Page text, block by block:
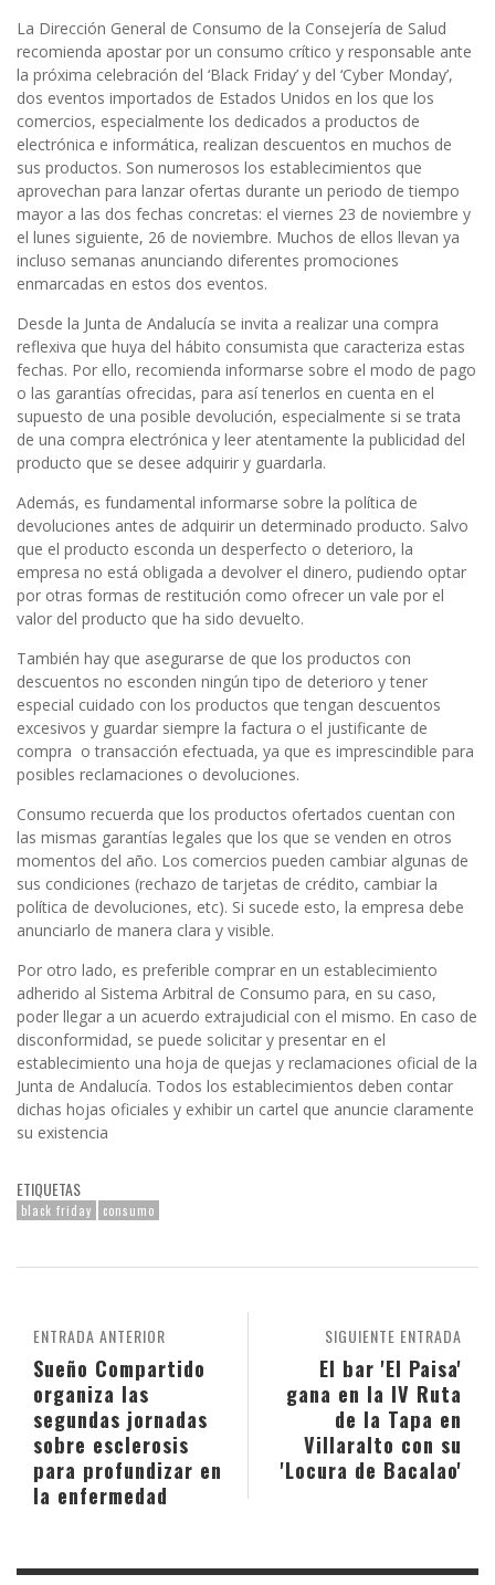
La Dirección General de Consumo de la Consejería de Salud
recomienda apostar por un consumo crítico y responsable ante
la próxima celebración del ‘Black Friday’ y del ‘Cyber Monday’,
dos eventos importados de Estados Unidos en los que los
comercios, especialmente los dedicados a productos de
electrónica e informática, realizan descuentos en muchos de
sus productos. Son numerosos los establecimientos que
aprovechan para lanzar ofertas durante un periodo de tiempo
mayor a las dos fechas concretas: el viernes 23 de noviembre y
el lunes siguiente, 26 de noviembre. Muchos de ellos llevan ya
incluso semanas anunciando diferentes promociones
enmarcadas en estos dos eventos.
Desde la Junta de Andalucía se invita a realizar una compra
reflexiva que huya del hábito consumista que caracteriza estas
fechas. Por ello, recomienda informarse sobre el modo de pago
o las garantías ofrecidas, para así tenerlos en cuenta en el
supuesto de una posible devolución, especialmente si se trata
de una compra electrónica y leer atentamente la publicidad del
producto que se desee adquirir y guardarla.
Además, es fundamental informarse sobre la política de
devoluciones antes de adquirir un determinado producto. Salvo
que el producto esconda un desperfecto o deterioro, la
empresa no está obligada a devolver el dinero, pudiendo optar
por otras formas de restitución como ofrecer un vale por el
valor del producto que ha sido devuelto.
También hay que asegurarse de que los productos con
descuentos no esconden ningún tipo de deterioro y tener
especial cuidado con los productos que tengan descuentos
excesivos y guardar siempre la factura o el justificante de
compra o transacción efectuada, ya que es imprescindible para
posibles reclamaciones o devoluciones.
Consumo recuerda que los productos ofertados cuentan con
las mismas garantías legales que los que se venden en otros
momentos del año. Los comercios pueden cambiar algunas de
sus condiciones (rechazo de tarjetas de crédito, cambiar la
política de devoluciones, etc). Si sucede esto, la empresa debe
anunciarlo de manera clara y visible.
Por otro lado, es preferible comprar en un establecimiento
adherido al Sistema Arbitral de Consumo para, en su caso,
poder llegar a un acuerdo extrajudicial con el mismo. En caso de
disconformidad, se puede solicitar y presentar en el
establecimiento una hoja de quejas y reclamaciones oficial de la
Junta de Andalucía. Todos los establecimientos deben contar
dichas hojas oficiales y exhibir un cartel que anuncie claramente
su existencia
ETIQUETAS
black friday consumo
SIGUIENTE ENTRADA
El bar 'El Paisa'
gana en la IV Ruta
de la Tapa en
Villaralto con su
'Locura de Bacalao'
ENTRADA ANTERIOR
Sueño Compartido
organiza las
segundas jornadas
sobre esclerosis
para profundizar en
la enfermedad